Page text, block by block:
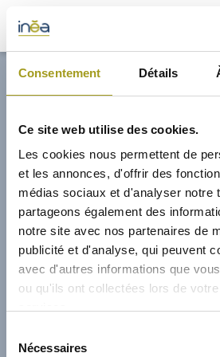
Consentement Détails
Ce site web utilise des cookies.
Les cookies nous permettent de
et les annonces, d'offrir des
médias sociaux et d'analyser notre
partageons également des
notre site avec nos partenaires de
publicité et d'analyse, qui peuvent
avec d'autres informations que
ou qu'ils ont collectées lors de
Nécessaires
ACTUS
INVESTISSEURS
PORTE-
GREEN BUILDING